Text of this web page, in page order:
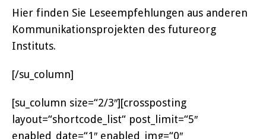
Hier finden Sie Leseempfehlungen aus anderen
Kommunikationsprojekten des futureorg
Instituts.
[/su_column]
[su_column size=“2/3″][crossposting
layout=“shortcode_list“ post_limit=“5″
enabled_date=“1″ enabled_img=“0″